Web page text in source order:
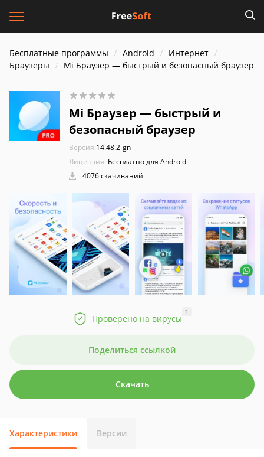
Бесплатные программы Android
Интернет
Браузеры
Mi Браузер — быстрый и безопасный браузер
Mi Браузер — быстрый и
безопасный браузер
Версия:14.48.2-gn
Лицензия: Бесплатно для Android
4076 скачиваний
Проверено на вирусы
?
Поделиться ссылкой
Скачать
Характеристики Версии